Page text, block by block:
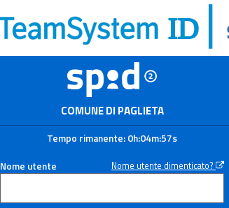
COMUNE DI PAGLIETA
Tempo rimanente: 0h:04m:56s
Nome utente
Nome utente dimenticato?